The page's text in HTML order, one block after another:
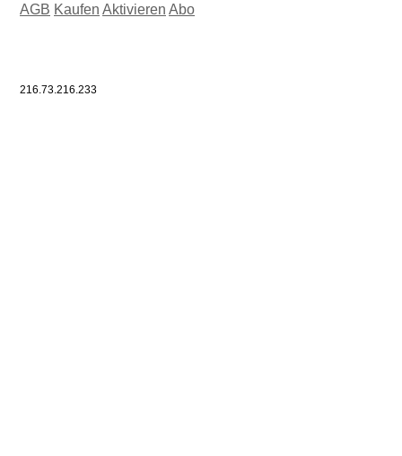
AGB Kaufen Aktivieren Abo
216.73.216.233